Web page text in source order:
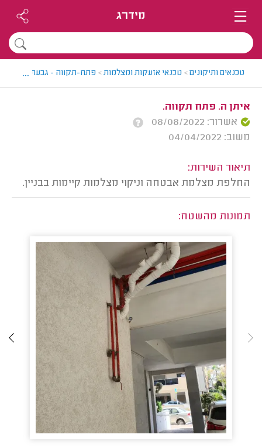
מידרג
טכנאים ותיקונים> טכנאי אזעקות ומצלמות> פתח-תקווה - גבעת שמואל >
...
איתן ה. פתח תקווה.
אשרור: 08/08/2022
משוב: 04/04/2022
תיאור השירות:
החלפת מצלמת אבטחה וניקוי מצלמות קיימות בבניין.
תמונות מהשטח: